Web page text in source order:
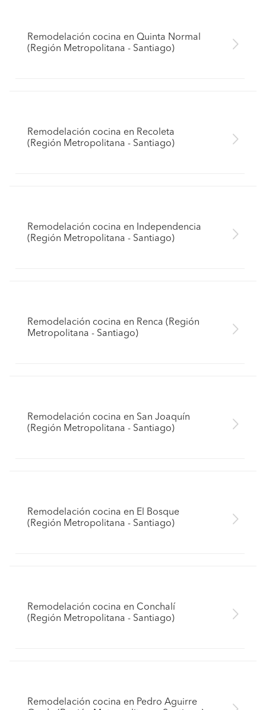
Remodelación cocina en Quinta Normal
(Región Metropolitana - Santiago)
Remodelación cocina en Recoleta
(Región Metropolitana - Santiago)
Remodelación cocina en Independencia
(Región Metropolitana - Santiago)
Remodelación cocina en Renca (Región
Metropolitana - Santiago)
Remodelación cocina en San Joaquín
(Región Metropolitana - Santiago)
Remodelación cocina en El Bosque
(Región Metropolitana - Santiago)
Remodelación cocina en Conchalí
(Región Metropolitana - Santiago)
Remodelación cocina en Pedro Aguirre